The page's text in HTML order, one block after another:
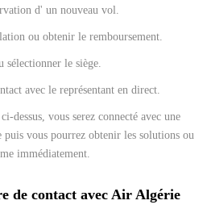
d' un nouveau vol.
ou obtenir le remboursement.
sélectionner le siège.
avec le représentant en direct.
dessus, vous serez connecté avec une
puis vous pourrez obtenir les solutions ou
immédiatement.
de contact avec Air Algérie